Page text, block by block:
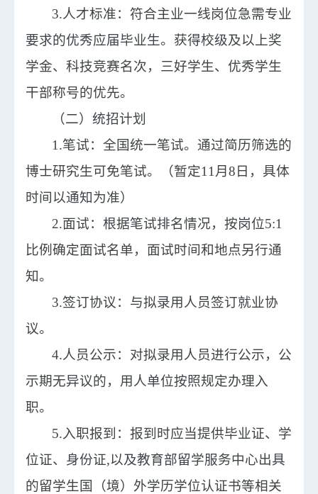
3.人才标准：符合主业一线岗位急需专业
要求的优秀应届毕业生。获得校级及以上奖
学金、科技竞赛名次，三好学生、优秀学生
干部称号的优先。
（二）统招计划
1.笔试：全国统一笔试。通过简历筛选的
博士研究生可免笔试。（暂定11月8日，具体
时间以通知为准）
2.面试：根据笔试排名情况，按岗位5:1
比例确定面试名单，面试时间和地点另行通
知。
3.签订协议：与拟录用人员签订就业协
议。
4.人员公示：对拟录用人员进行公示，公
示期无异议的，用人单位按照规定办理入
职。
5.入职报到：报到时应当提供毕业证、学
位证、身份证,以及教育部留学服务中心出具
的留学生国（境）外学历学位认证书等相关